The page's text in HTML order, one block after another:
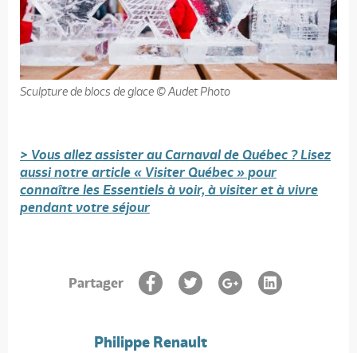
Sculpture de blocs de glace © Audet Photo
> Vous allez assister au Carnaval de Québec ? Lisez
aussi notre article « Visiter Québec » pour
connaître les Essentiels à voir, à visiter et à vivre
pendant votre séjour
Partager
Philippe Renault